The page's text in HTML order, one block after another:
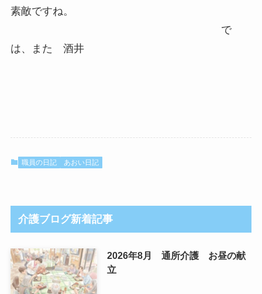
素敵ですね。
で
は、また 酒井
職員の日記 あおい日記
介護ブログ新着記事
2026年8月 通所介護 お昼の献
立